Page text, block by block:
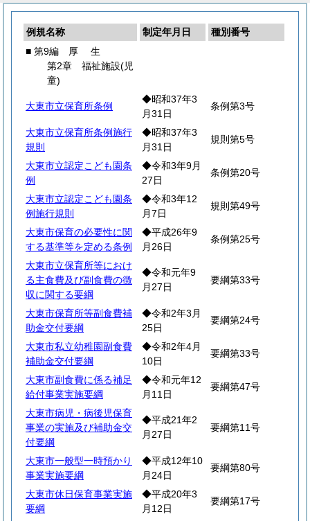
例規名称 制定年月日
種別番号
■ 第9編 厚 生
第2章 福祉施設(児
童)
大東市立保育所条例
◆昭和37年3
月31日
条例第3号
大東市立保育所条例施行
規則
◆昭和37年3
月31日
規則第5号
大東市立認定こども園条
例
◆令和3年9月
27日
条例第20号
大東市立認定こども園条
例施行規則
◆令和3年12
月7日
規則第49号
大東市保育の必要性に関
する基準等を定める条例
◆平成26年9
月26日
条例第25号
大東市立保育所等におけ
る主食費及び副食費の徴
収に関する要綱
◆令和元年9
月27日
要綱第33号
大東市保育所等副食費補
助金交付要綱
◆令和2年3月
25日
要綱第24号
大東市私立幼稚園副食費
補助金交付要綱
◆令和2年4月
10日
要綱第33号
大東市副食費に係る補足
給付事業実施要綱
◆令和元年12
月11日
要綱第47号
大東市病児・病後児保育
事業の実施及び補助金交
付要綱
◆平成21年2
月27日
要綱第11号
大東市一般型一時預かり
事業実施要綱
◆平成12年10
月24日
要綱第80号
大東市休日保育事業実施
要綱
◆平成20年3
月12日
要綱第17号